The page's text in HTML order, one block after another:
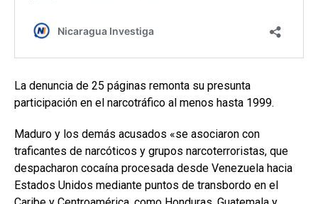
La denuncia de 25 páginas remonta su presunta
participación en el narcotráfico al menos hasta 1999.
Maduro y los demás acusados «se asociaron con
traficantes de narcóticos y grupos narcoterroristas, que
despacharon cocaína procesada desde Venezuela hacia
Estados Unidos mediante puntos de transbordo en el